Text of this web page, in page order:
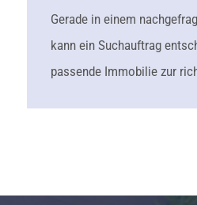
Gerade in einem
kann ein Suchauftrag
passende Immobilie zur